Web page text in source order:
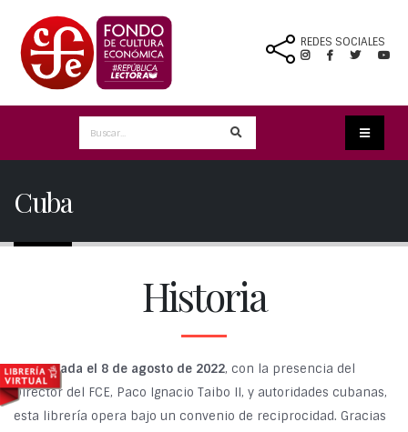
REDES SOCIALES
Cuba
Historia
Inaugurada el 8 de agosto de 2022, con la presencia del
Director del FCE, Paco Ignacio Taibo II, y autoridades cubanas,
esta librería opera bajo un convenio de reciprocidad. Gracias